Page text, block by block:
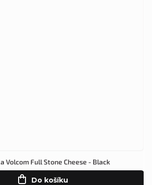
Volcom Full Stone Cheese - Black
Do košíku